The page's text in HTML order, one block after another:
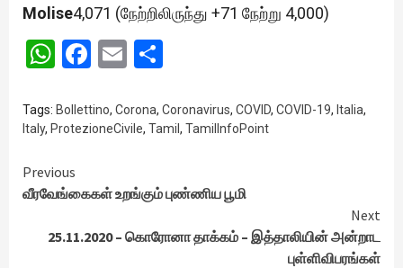
Molise4,071 (நேற்றிலிருந்து +71 நேற்று 4,000)
WhatsApp
Facebook
Email
Tags: Bollettino, Corona, Coronavirus, COVID, COVID-19, Italia,
Italy, ProtezioneCivile, Tamil , TamilInfoPoint
Continue
Reading
Previous
வீரவேங்கைகள் உறங்கும் புண்ணிய பூமி
Next
25.11.2020 – கொரோனா தாக்கம் – இத்தாலியின் அன்றாட
புள்ளிவிபரங்கள்